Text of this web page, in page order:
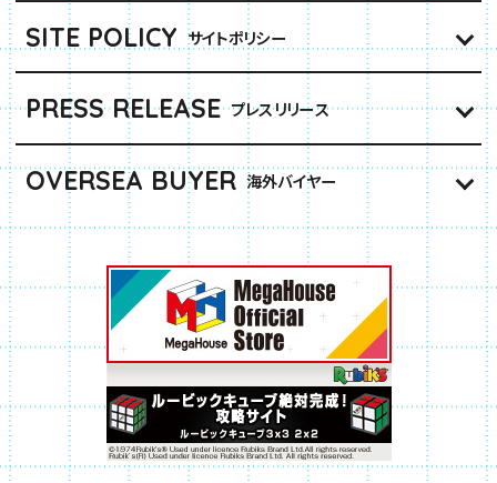
SITE POLICY サイトポリシー
PRESS RELEASE プレスリリース
OVERSEA BUYER 海外バイヤー